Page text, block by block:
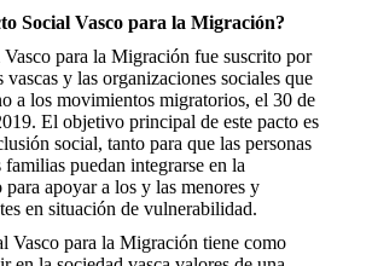
Social Vasco para la Migración?
para la Migración fue suscrito por
vascas y las organizaciones sociales que
a los movimientos migratorios, el 30 de
El objetivo principal de este pacto es
social, tanto para que las personas
familias puedan integrarse en la
para apoyar a los y las menores y
en situación de vulnerabilidad.
Vasco para la Migración tiene como